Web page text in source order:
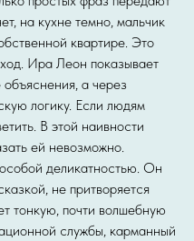
на кухне темно, мальчик
квартире. Это
Ира Леон показывает
а через
логику. Если людям
В этой наивности
ей невозможно.
деликатностью. Он
не притворяется
тонкую, почти волшебную
службы, карманный